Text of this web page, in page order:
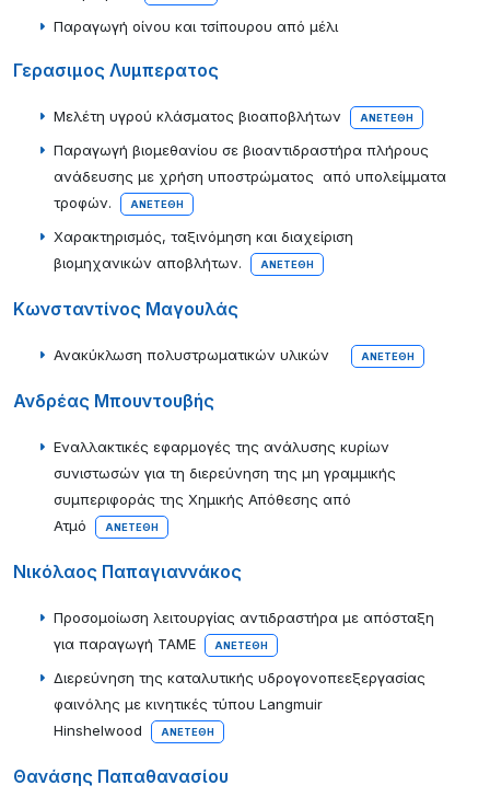
Παραγωγή οίνου και τσίπουρου από μέλι
Γερασιμος Λυμπερατος
Μελέτη υγρού κλάσματος βιοαποβλήτων ΑΝΕΤΈΘΗ
Παραγωγή βιομεθανίου σε βιοαντιδραστήρα πλήρους
ανάδευσης με χρήση υποστρώματος από υπολείμματα
τροφών.
ΑΝΕΤΈΘΗ
Χαρακτηρισμός, ταξινόμηση και διαχείριση
βιομηχανικών αποβλήτων.
ΑΝΕΤΈΘΗ
Κωνσταντίνος Μαγουλάς
Ανακύκλωση πολυστρωματικών υλικών ΑΝΕΤΈΘΗ
Ανδρέας Μπουντουβής
Εναλλακτικές εφαρμογές της ανάλυσης κυρίων
συνιστωσών για τη διερεύνηση της μη γραμμικής
συμπεριφοράς της Χημικής Απόθεσης από
Ατμό
ΑΝΕΤΈΘΗ
Νικόλαος Παπαγιαννάκος
Προσομοίωση λειτουργίας αντιδραστήρα με απόσταξη
για παραγωγή ΤΑΜΕ
ΑΝΕΤΈΘΗ
Διερεύνηση της καταλυτικής υδρογονοπεεξεργασίας
φαινόλης με κινητικές τύπου Langmuir
Hinshelwood
ΑΝΕΤΈΘΗ
Θανάσης Παπαθανασίου